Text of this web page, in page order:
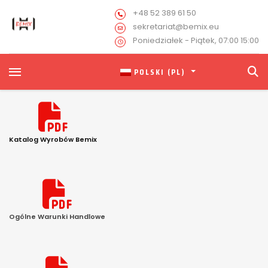
+48 52 389 61 50
sekretariat@bemix.eu
Poniedziałek - Piątek, 07:00 15:00
POLSKI (PL)
fa-
Katalog Wyrobów Bemix
fa-
Ogólne Warunki Handlowe